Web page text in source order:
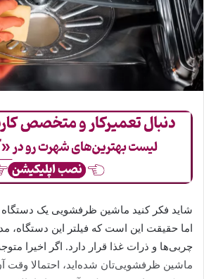
شاید فکر کنید ماشین ظرفشویی یک
اما حقیقت این است که فیلتر این دستگاه،
چربی‌ها و ذرات غذا قرار دارد. اگر اخیرا
ماشین ظرفشویی‌تان شده‌اید، احتمالا وقت